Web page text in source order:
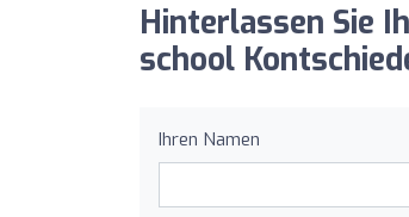
Hinterlassen Sie
school
Ihren Namen